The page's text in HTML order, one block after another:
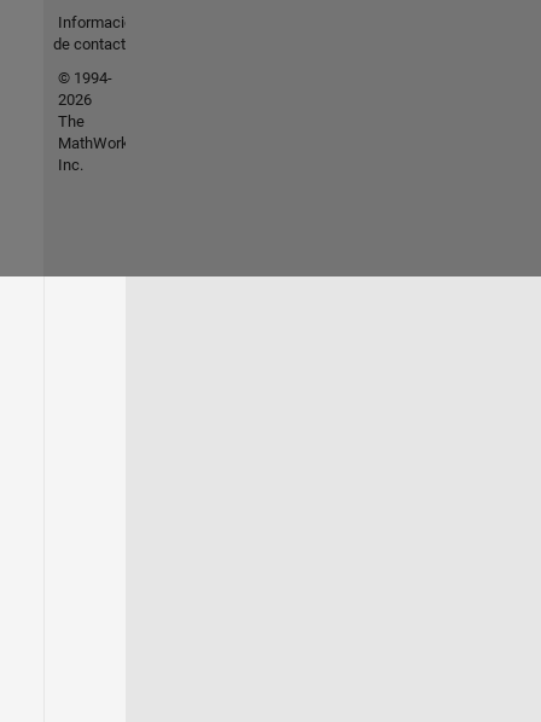
Información
de contacto
© 1994-
2026
The
MathWorks,
Inc.